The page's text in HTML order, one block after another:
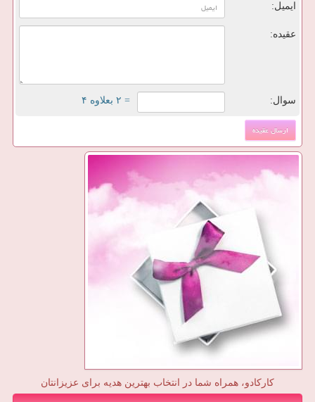
ایمیل:
عقیده:
سوال: = ۲ بعلاوه ۴
کارکادو، همراه شما در انتخاب بهترین هدیه برای عزیزانتان